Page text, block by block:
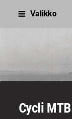
Siirry
Valikko
Cycli